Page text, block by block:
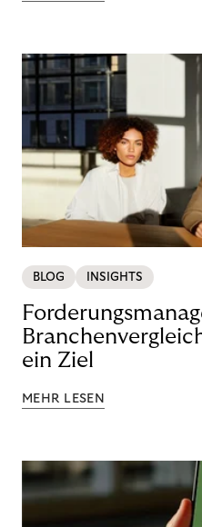
BLOG INSIGHTS
ein Ziel
MEHR LESEN